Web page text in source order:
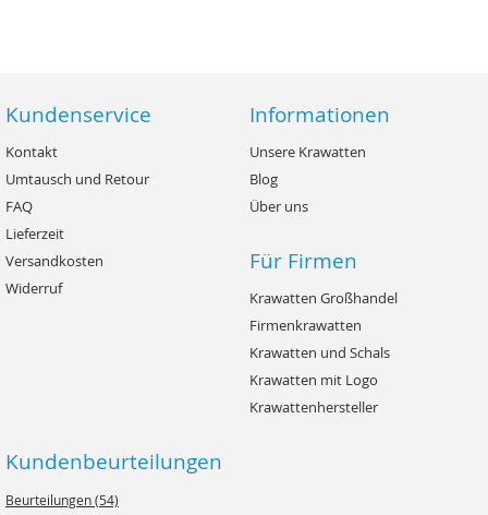
Kundenservice
Kontakt
Umtausch und Retour
FAQ
Lieferzeit
Versandkosten
Widerruf
Informationen
Unsere Krawatten
Blog
Über uns
Für Firmen
Krawatten Großhandel
Firmenkrawatten
Krawatten und Schals
Krawatten mit Logo
Krawattenhersteller
Kundenbeurteilungen
Beurteilungen (54)